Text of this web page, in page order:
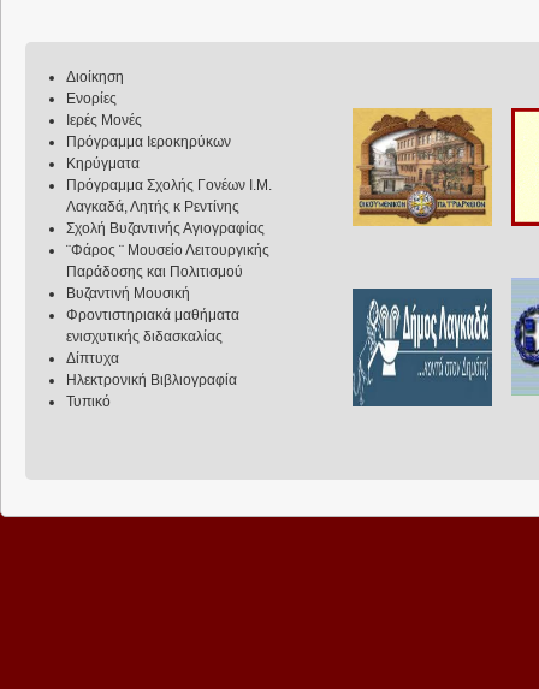
Διοίκηση
Ενορίες
Ιερές Μονές
Πρόγραμμα Ιεροκηρύκων
Κηρύγματα
Πρόγραμμα Σχολής Γονέων Ι.Μ.
Λαγκαδά, Λητής κ Ρεντίνης
Σχολή Βυζαντινής Αγιογραφίας
¨Φάρος ¨ Μουσείο Λειτουργικής
Παράδοσης και Πολιτισμού
Βυζαντινή Μουσική
Φροντιστηριακά μαθήματα
ενισχυτικής διδασκαλίας
Δίπτυχα
Ηλεκτρονική Βιβλιογραφία
Τυπικό